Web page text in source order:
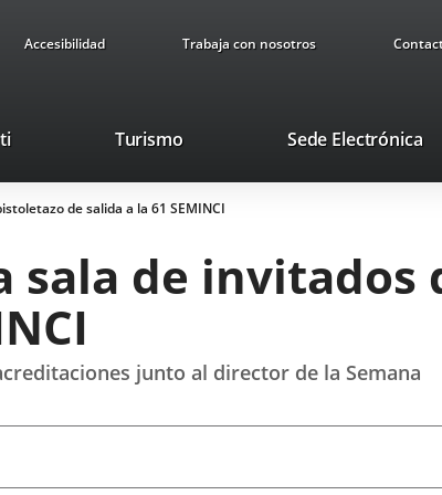
Accesibilidad Trabaja con nosotros
TurismoEste
se
abrirá
una
ventana
Sede Electrónica
de salida a la 61 SEMINCI
sala de invitados
junto al director de la Semana